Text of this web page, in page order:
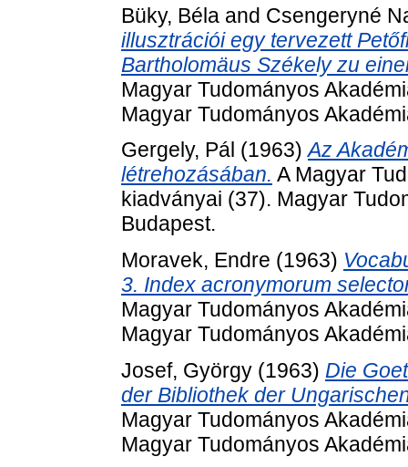
Büky, Béla and Csengeryné
illusztrációi egy tervezett
Bartholomäus Székely zu
Magyar Tudományos
Magyar Tudományos
Gergely, Pál (1963)Az
létrehozásában. A Magyar
kiadványai (37). Magyar
Budapest.
Moravek, Endre (1963)
3. Index acronymorum
Magyar Tudományos
Magyar Tudományos
Josef, György (1963) Die
der Bibliothek der
Magyar Tudományos
Magyar Tudományos